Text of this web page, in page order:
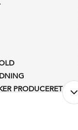
PRODUCERET